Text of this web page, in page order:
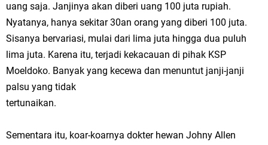
uang saja. Janjinya akan diberi uang 100 juta rupiah.
Nyatanya, hanya sekitar 30an orang yang diberi 100 juta.
Sisanya bervariasi, mulai dari lima juta hingga dua puluh
lima juta. Karena itu, terjadi kekacauan di pihak KSP
Moeldoko. Banyak yang kecewa dan menuntut janji-janji
palsu yang tidak
tertunaikan.
Sementara itu, koar-koarnya dokter hewan Johny Allen